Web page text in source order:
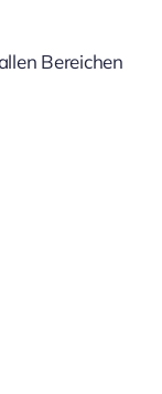
Bereichen